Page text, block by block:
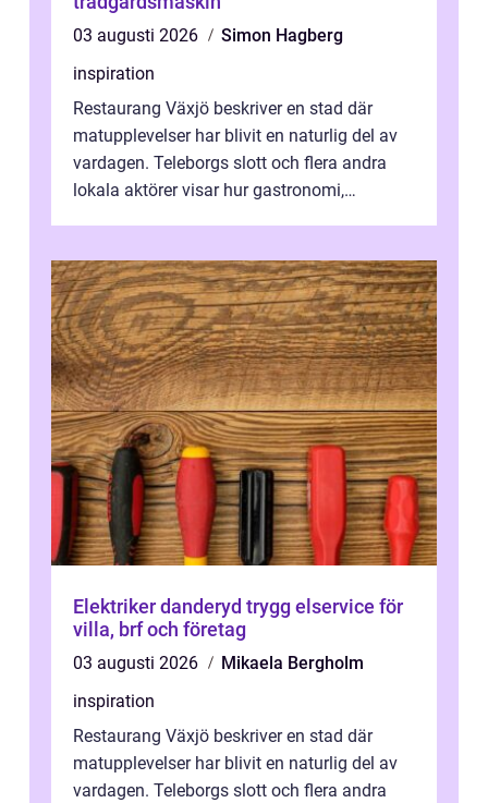
03 augusti 2026
Simon Hagberg
inspiration
Restaurang Växjö beskriver en stad där
matupplevelser har blivit en naturlig del av
vardagen. Teleborgs slott och flera andra
lokala aktörer visar hur gastronomi,
Elektriker danderyd trygg elservice för
villa, brf och företag
03 augusti 2026
Mikaela Bergholm
inspiration
Restaurang Växjö beskriver en stad där
matupplevelser har blivit en naturlig del av
vardagen. Teleborgs slott och flera andra